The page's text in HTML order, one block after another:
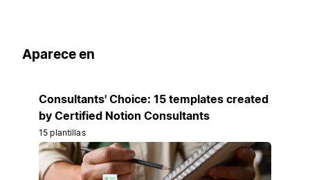
Aparece en
Consultants' Choice: 15 templates created
by Certified Notion Consultants
15 plantillas